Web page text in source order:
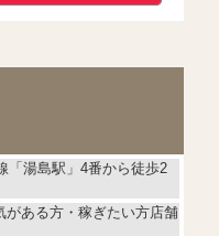
「湯島駅」4番から徒歩2
がある方・稼ぎたい方店舗